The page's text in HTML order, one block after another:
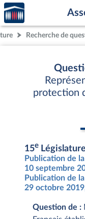
Aller au contenu
Aller en bas de la
Accèder
à la
page
d'accueilRecherche de
protection
15e Législature
Publication de
10 septembre
Publication de
29 octobre
Question de :